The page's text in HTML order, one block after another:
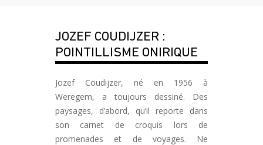
JOZEF COUDIJZER :
POINTILLISME ONIRIQUE
Jozef Coudijzer, né en 1956 à
Weregem, a toujours dessiné. Des
paysages, d’abord, qu’il reporte dans
son carnet de croquis lors de
promenades et de voyages. Ne